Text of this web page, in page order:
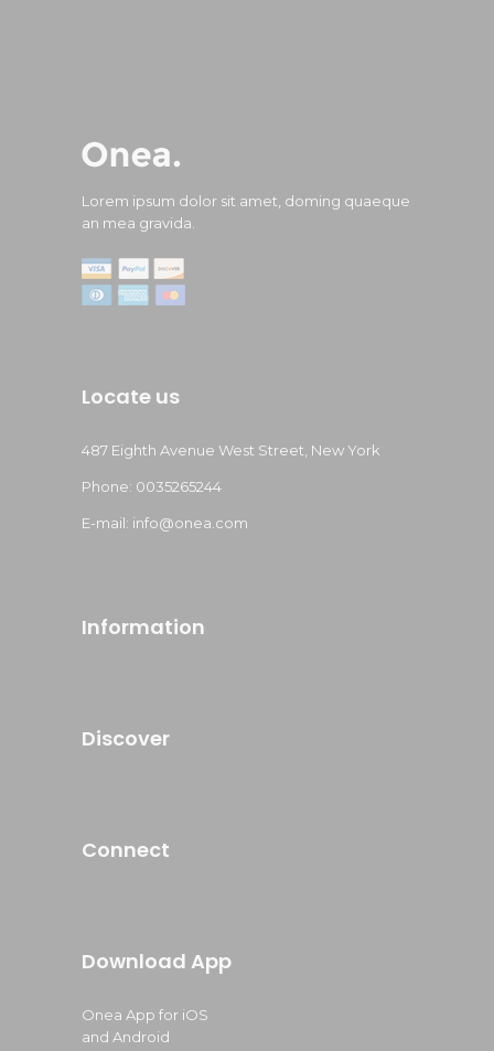
Lorem ipsum dolor sit amet, doming quaeque
an mea gravida.
Locate us
487 Eighth Avenue West Street, New York
Phone: 0035265244
E-mail: info@onea.com
Information
Discover
Connect
Download App
Onea App for iOS
and Android